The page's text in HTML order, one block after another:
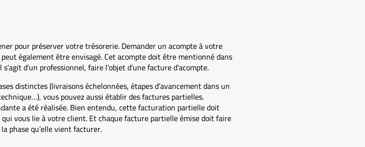
pour préserver votre trésorerie. Demander un acompte à votre
également être envisagé. Cet acompte doit être mentionné dans
d’un professionnel, faire l’objet d’une facture d’acompte.
distinctes (livraisons échelonnées, étapes d’avancement dans un
vous pouvez aussi établir des factures partielles.
a été réalisée. Bien entendu, cette facturation partielle doit
vous lie à votre client. Et chaque facture partielle émise doit faire
phase qu’elle vient facturer.